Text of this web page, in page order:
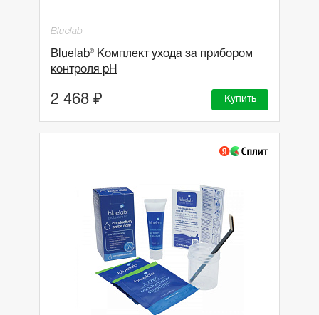
Bluelab
Bluelab® Комплект ухода за прибором
контроля pH
2 468 ₽ Купить